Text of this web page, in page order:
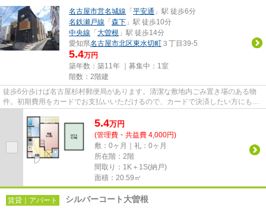
名古屋市営名城線 「 平安通 」駅 徒歩6分
名鉄瀬戸線 「 森下 」駅 徒歩10分
中央線 「 大曽根 」駅 徒歩14分
愛知県名古屋市北区東水切町 ３丁目39-5
5.4万円
築年数：築11年 ｜募集中： 1室
階数：2階建
徒歩6分歩けば名古屋杉村郵便局があります。清潔な敷地内ごみ置き場のある物
件。初期費用をカードでお支払いいただけるので、カードで決済したい方にもお
5.4万円
(管理費・共益費 4,000円)
敷：0ヶ月｜礼：0ヶ月
所在階：2階
間取り：1K＋1S(納戸)
面積：20.59㎡
賃貸｜アパート シルバーコート大曽根